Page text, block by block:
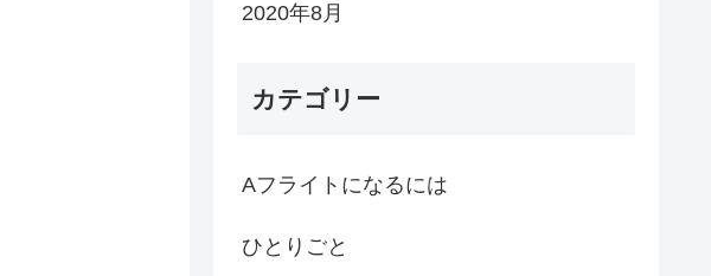
2020年8月
カテゴリー
Aフライトになるには
ひとりごと